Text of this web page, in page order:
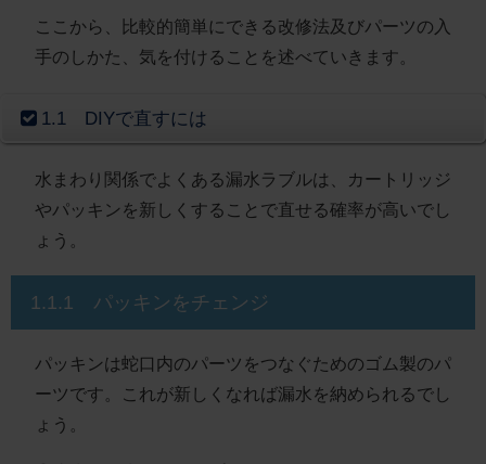
ここから、比較的簡単にできる改修法及びパーツの入
手のしかた、気を付けることを述べていきます。
1.1 DIYで直すには
水まわり関係でよくある漏水ラブルは、カートリッジ
やパッキンを新しくすることで直せる確率が高いでし
ょう。
1.1.1 パッキンをチェンジ
パッキンは蛇口内のパーツをつなぐためのゴム製のパ
ーツです。これが新しくなれば漏水を納められるでし
ょう。